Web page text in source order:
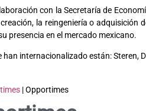
con la Secretaría de
la reingeniería o
presencia en el mercado mexicano.
internacionalizado están: Steren,
| Opportimes